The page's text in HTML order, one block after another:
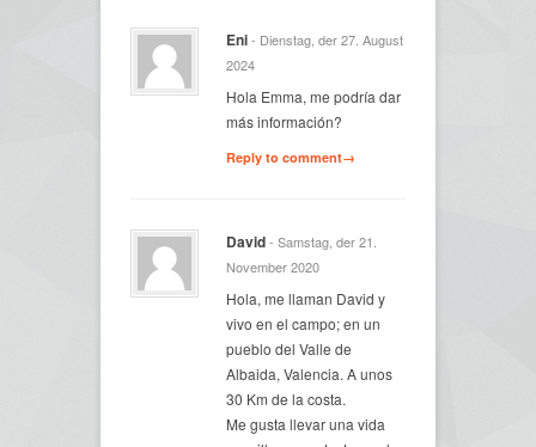
Eni- Dienstag, der 27. August
2024
Hola Emma, me podría dar
más información?
Reply to comment→
David- Samstag, der 21.
November 2020
Hola, me llaman David y
vivo en el campo; en un
pueblo del Valle de
Albaida, Valencia. A unos
30 Km de la costa.
Me gusta llevar una vida